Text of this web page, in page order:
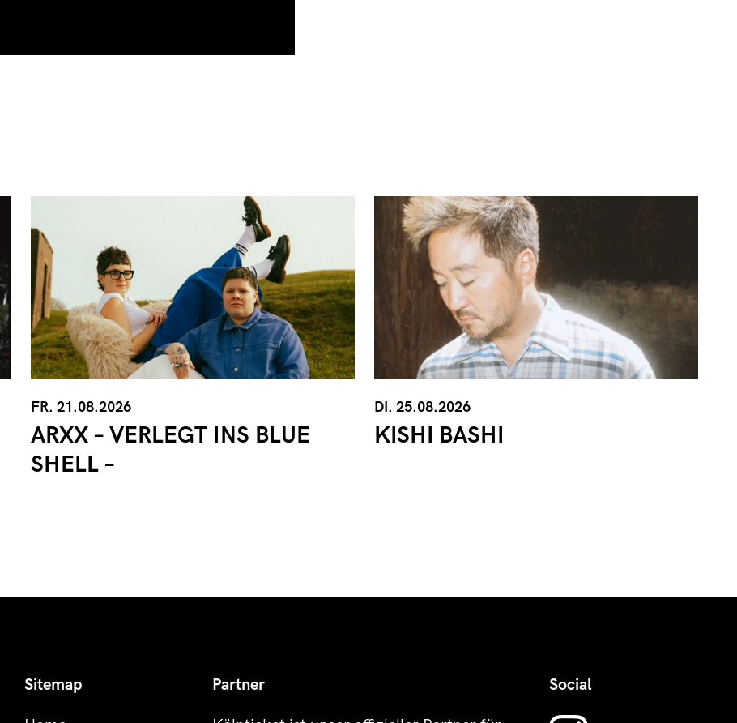
FR. 21.08.2026
ARXX – VERLEGT INS BLUE
SHELL –
DI. 25.08.2026
KISHI BASHI
Sitemap Partner Social